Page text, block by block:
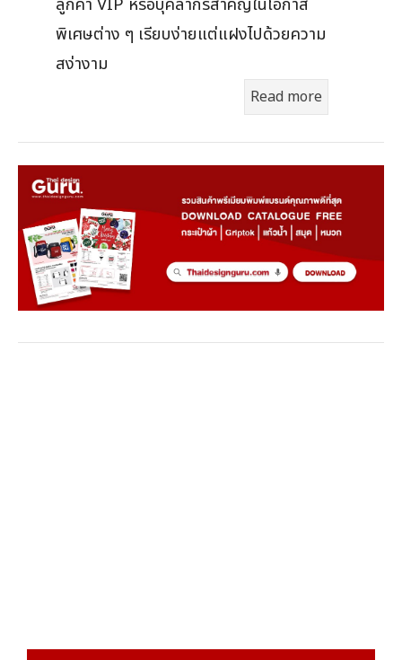
พิเศษต่าง ๆ เรียบง่ายแต่แฝงไปด้วยความ
สง่างาม
Read more